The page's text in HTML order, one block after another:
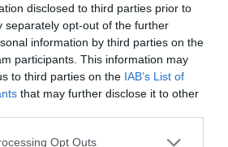
disclosed to third parties prior to
separately opt-out of the further
information by third parties on the
participants. This information may
to third parties on the IAB’s List of
that may further disclose it to other
Opt Outs